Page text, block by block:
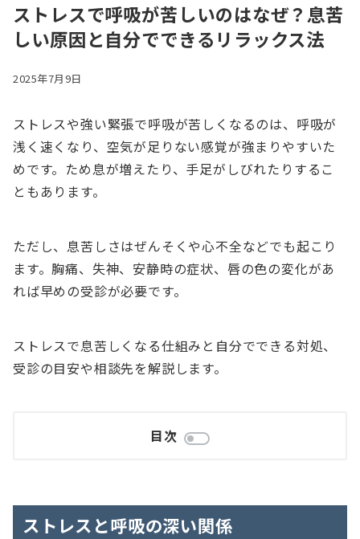
ストレスで呼吸が苦しいのはなぜ？息苦
しい原因と自分でできるリラックス法
2025年7月9日
ストレスや強い緊張で呼吸が苦しくなるのは、呼吸が
浅く速くなり、空気が足りない感覚が強まりやすいた
めです。ため息が増えたり、手足がしびれたりするこ
ともあります。
ただし、息苦しさはぜんそくや心不全などでも起こり
ます。胸痛、失神、安静時の症状、唇の色の変化があ
れば早めの受診が必要です。
ストレスで息苦しくなる仕組みと自分でできる対処、
受診の目安や相談先を解説します。
目次
ストレスと呼吸の深い関係